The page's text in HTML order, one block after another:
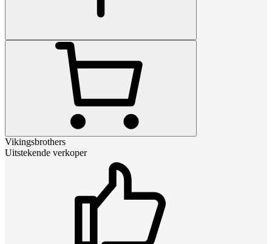
Vikingsbrothers
Uitstekende verkoper